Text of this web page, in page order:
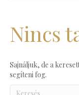
Nincs
Sajnáljuk, de a
segíteni fog.